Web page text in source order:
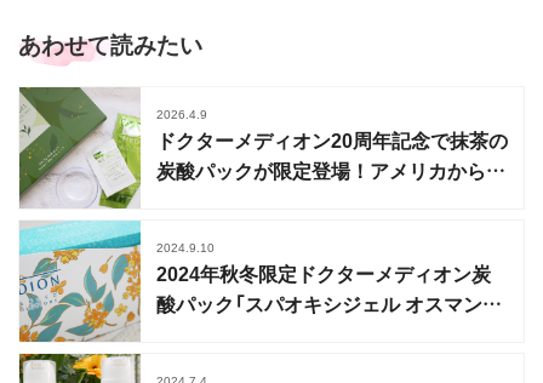
あわせて読みたい
2026.4.9
ドクターメディオン20周年記念で抹茶の
炭酸パックが限定登場！アメリカからの
2024.9.10
2024年秋冬限定ドクターメディオン炭
酸パック「スパオキシジェル オスマンサ